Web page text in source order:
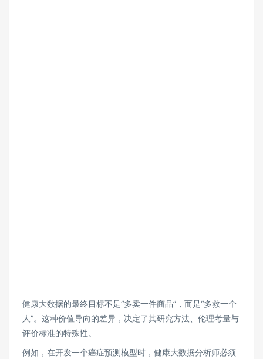
健康大数据的最终目标不是“多卖一件商品”，而是“多救一个
人”。这种价值导向的差异，决定了其研究方法、伦理考量与
评价标准的特殊性。
例如，在开发一个癌症预测模型时，健康大数据分析师必须